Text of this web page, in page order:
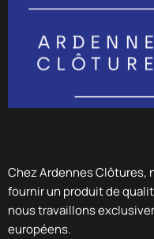
Chez Ardennes Clôtures,
fournir un produit de
nous travaillons
européens.